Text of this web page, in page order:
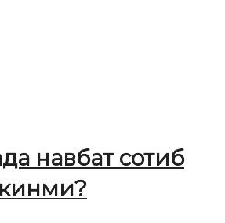
навбат сотиб